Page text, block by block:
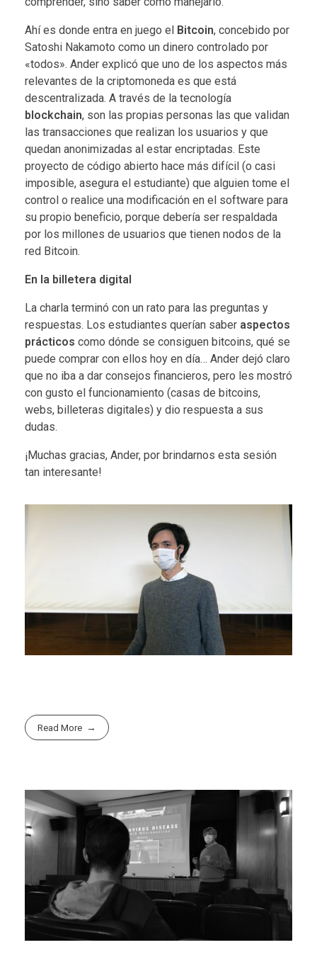
Ahí es donde entra en juego el Bitcoin, concebido por
Satoshi Nakamoto como un dinero controlado por
«todos». Ander explicó que uno de los aspectos más
relevantes de la criptomoneda es que está
descentralizada. A través de la tecnología
blockchain, son las propias personas las que validan
las transacciones que realizan los usuarios y que
quedan anonimizadas al estar encriptadas. Este
proyecto de código abierto hace más difícil (o casi
imposible, asegura el estudiante) que alguien tome el
control o realice una modificación en el software para
su propio beneficio, porque debería ser respaldada
por los millones de usuarios que tienen nodos de la
red Bitcoin.
En la billetera digital
La charla terminó con un rato para las preguntas y
respuestas. Los estudiantes querían saber aspectos
prácticos como dónde se consiguen bitcoins, qué se
puede comprar con ellos hoy en día… Ander dejó claro
que no iba a dar consejos financieros, pero les mostró
con gusto el funcionamiento (casas de bitcoins,
webs, billeteras digitales) y dio respuesta a sus
dudas.
¡Muchas gracias, Ander, por brindarnos esta sesión
tan interesante!
Read More